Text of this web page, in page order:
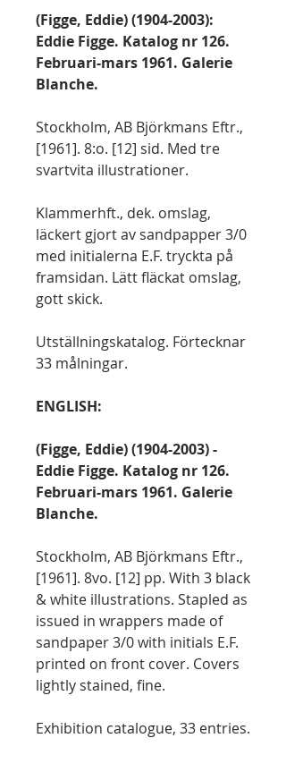
(Figge, Eddie) (1904-2003):
Eddie Figge. Katalog nr 126.
Februari-mars 1961. Galerie
Blanche.
Stockholm, AB Björkmans Eftr.,
[1961]. 8:o. [12] sid. Med tre
svartvita illustrationer.
Klammerhft., dek. omslag,
läckert gjort av sandpapper 3/0
med initialerna E.F. tryckta på
framsidan. Lätt fläckat omslag,
gott skick.
Utställningskatalog. Förtecknar
33 målningar.
ENGLISH:
(Figge, Eddie) (1904-2003) -
Eddie Figge. Katalog nr 126.
Februari-mars 1961. Galerie
Blanche.
Stockholm, AB Björkmans Eftr.,
[1961]. 8vo. [12] pp. With 3 black
& white illustrations. Stapled as
issued in wrappers made of
sandpaper 3/0 with initials E.F.
printed on front cover. Covers
lightly stained, fine.
Exhibition catalogue, 33 entries.